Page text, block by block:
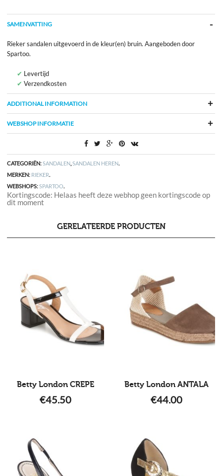
SAMENVATTING
Rieker sandalen uitgevoerd in de kleur(en) bruin. Aangeboden door
Spartoo.
Levertijd
Verzendkosten
ADDITIONAL INFORMATION
WEBSHOP INFORMATIE
CATEGORIËN:SANDALEN,SANDALEN HEREN.
MERKEN: RIEKER.
WEBSHOPS:SPARTOO.
Kortingscode: Helaas heeft deze webhop geen kortingscode op
dit moment
GERELATEERDE PRODUCTEN
Betty London CREPE
€45.50
Betty London ANTALA
€44.00